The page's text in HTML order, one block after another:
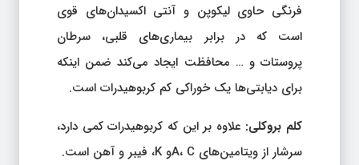
فرنگی حاوی لیکوپن و آنتی اکسیدان‌های قوی
است که در برابر بیماری‌های قلبی، سرطان
پروستات و … محافظت ایجاد می‌کند ضمن اینکه
برای دیابتی‌ها یک خوراکی کم کربوهیدرات است.
کلم بروکلی: علاوه بر این که کربوهیدرات کمی دارد،
سرشار از ویتامین‌های A، Cو K، فیبر و آهن است.